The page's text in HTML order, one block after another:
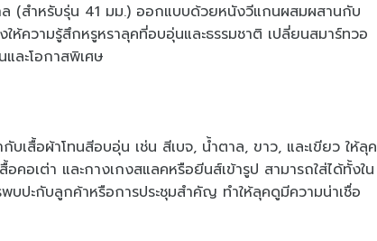
(สำหรับรุ่น 41 มม.) ออกแบบด้วยหนังวีแกนผสมผสานกับ
ห้ความรู้สึกหรูหราลุคที่อบอุ่นและธรรมชาติ เปลี่ยนสมาร์ทวอ
และโอกาสพิเศษ
บเสื้อผ้าโทนสีอบอุ่น เช่น สีเบจ, น้ำตาล, ขาว, และเขียว ให้ลุค
คอเต่า และกางเกงสแลคหรือยีนส์เข้ารูป สามารถใส่ได้ทั้งใน
บปะกับลูกค้าหรือการประชุมสำคัญ ทำให้ลุคดูมีความน่าเชื่อ